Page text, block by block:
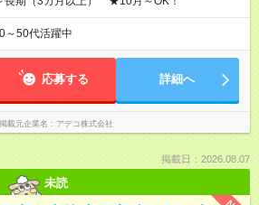
～50代活躍中
応募する 詳細へ
掲載元企業名 アデコ株式会社
掲載日：2026.08.07
未読